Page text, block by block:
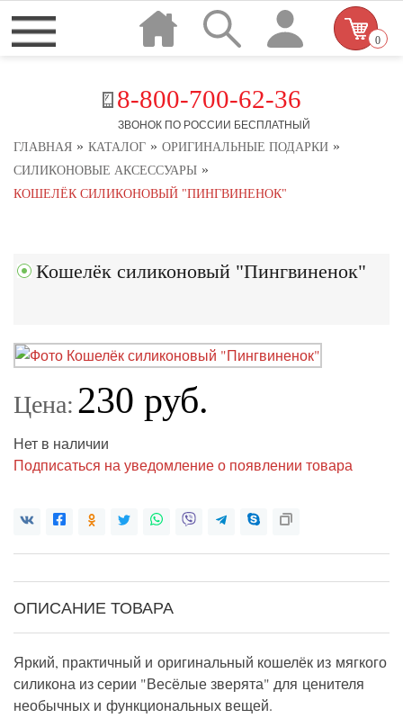
8-800-700-62-36
ЗВОНОК ПО РОССИИ БЕСПЛАТНЫЙ
0
ГЛАВНАЯ » КАТАЛОГ » ОРИГИНАЛЬНЫЕ ПОДАРКИ »
СИЛИКОНОВЫЕ АКСЕССУАРЫ »
КОШЕЛЁК СИЛИКОНОВЫЙ "ПИНГВИНЕНОК"
Кошелёк силиконовый "Пингвиненок"
Цена: 230 руб.
Нет в наличии
Подписаться на уведомление о появлении товара
ОПИСАНИЕ ТОВАРА
Яркий, практичный и оригинальный кошелёк из мягкого
силикона из серии "Весёлые зверята" для ценителя
необычных и функциональных вещей.